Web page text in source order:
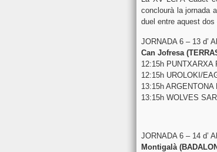
conclourà la jornada
duel entre aquest
JORNADA 6 – 13 d’
Can Jofresa
12:15h PUNTXARXA
12:15h UROLOKI/
13:15h
13:15h WOLVES
JORNADA 6 – 14 d’
Montigalà